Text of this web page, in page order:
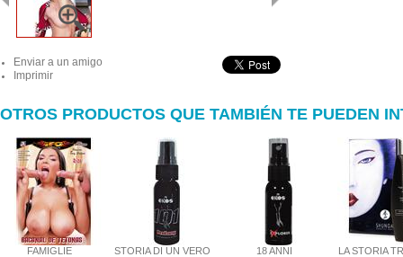
Enviar a un amigo
Imprimir
OTROS PRODUCTOS QUE TAMBIÉN TE PUEDEN
FAMIGLIE
STORIA DI UN VERO
18 ANNI
LA STORIA